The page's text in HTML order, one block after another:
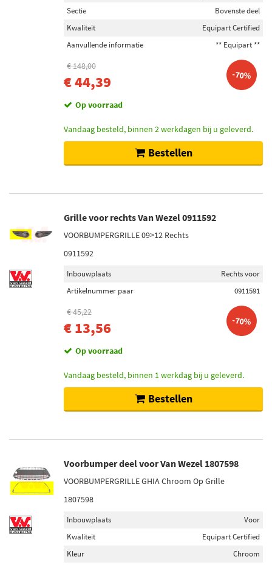
Sectie
Bovenste deel
Kwaliteit
Equipart Certified
Aanvullende informatie
** Equipart **
€ 148,00
€ 44,39 -70%
Op voorraad
Vandaag besteld, binnen 2 werkdagen bij u geleverd.
Bestellen
Grille voor rechts Van Wezel 0911592
VOORBUMPERGRILLE 09>12 Rechts
0911592
Inbouwplaats
Rechts voor
Artikelnummer paar
0911591
€ 45,22
€ 13,56 -70%
Op voorraad
Vandaag besteld, binnen 1 werkdag bij u geleverd.
Bestellen
Voorbumper deel voor Van Wezel 1807598
VOORBUMPERGRILLE GHIA Chroom Op Grille
1807598
Inbouwplaats
Voor
Kwaliteit
Equipart Certified
Kleur
Chroom